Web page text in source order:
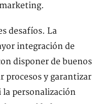
desafíos. La
integración de
disponer de buenos
procesos y garantizar
la personalización